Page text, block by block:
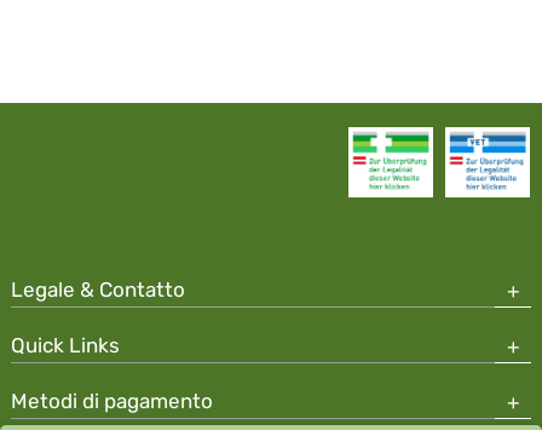
Legale & Contatto
Quick Links
Metodi di pagamento